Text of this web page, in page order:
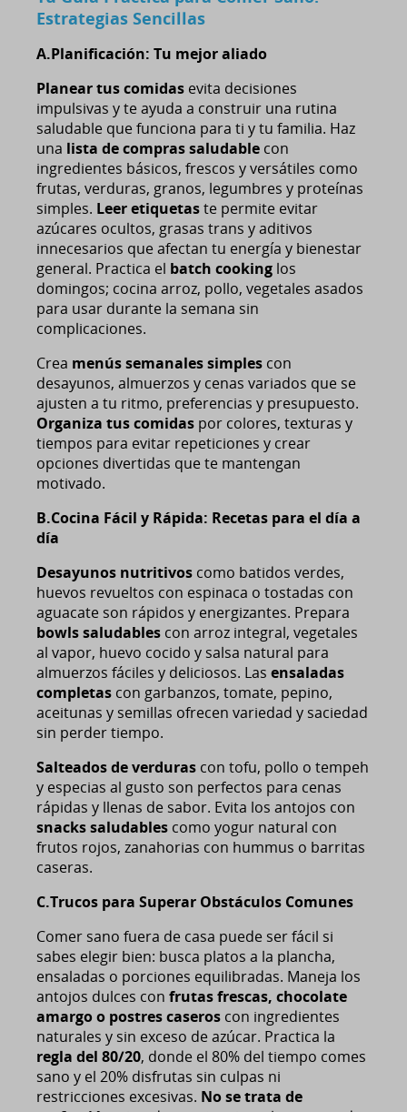
Estrategias Sencillas
A.Planificación: Tu mejor aliado
Planear tus comidas evita decisiones
impulsivas y te ayuda a construir una rutina
saludable que funciona para ti y tu familia. Haz
una lista de compras saludable con
ingredientes básicos, frescos y versátiles como
frutas, verduras, granos, legumbres y proteínas
simples. Leer etiquetaste permite evitar
azúcares ocultos, grasas trans y aditivos
innecesarios que afectan tu energía y bienestar
general. Practica el batch cooking los
domingos; cocina arroz, pollo, vegetales asados
para usar durante la semana sin
complicaciones.
Crea menús semanales simples con
desayunos, almuerzos y cenas variados que se
ajusten a tu ritmo, preferencias y presupuesto.
Organiza tus comidas por colores, texturas y
tiempos para evitar repeticiones y crear
opciones divertidas que te mantengan
motivado.
B.Cocina Fácil y Rápida: Recetas para el día a
día
Desayunos nutritivos como batidos verdes,
huevos revueltos con espinaca o tostadas con
aguacate son rápidos y energizantes. Prepara
bowls saludables con arroz integral, vegetales
al vapor, huevo cocido y salsa natural para
almuerzos fáciles y deliciosos. Las ensaladas
completas con garbanzos, tomate, pepino,
aceitunas y semillas ofrecen variedad y saciedad
sin perder tiempo.
Salteados de verduras con tofu, pollo o tempeh
y especias al gusto son perfectos para cenas
rápidas y llenas de sabor. Evita los antojos con
snacks saludables como yogur natural con
frutos rojos, zanahorias con hummus o barritas
caseras.
C.Trucos para Superar Obstáculos Comunes
Comer sano fuera de casa puede ser fácil si
sabes elegir bien: busca platos a la plancha,
ensaladas o porciones equilibradas. Maneja los
antojos dulces con frutas frescas, chocolate
amargo o postres caseros con ingredientes
naturales y sin exceso de azúcar. Practica la
regla del 80/20, donde el 80% del tiempo comes
sano y el 20% disfrutas sin culpas ni
restricciones excesivas. No se trata de